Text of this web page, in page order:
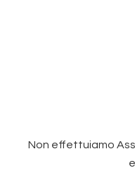
Non effettuiamo